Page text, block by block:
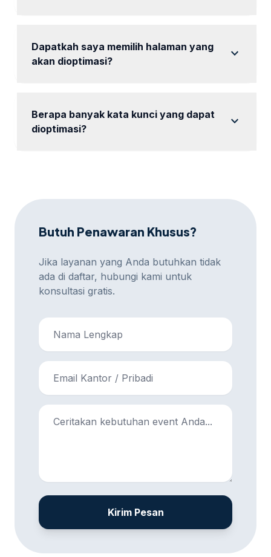
Dapatkah saya memilih halaman yang
akan dioptimasi?
expand_more
Berapa banyak kata kunci yang dapat
dioptimasi?
expand_more
Butuh Penawaran Khusus?
Jika layanan yang Anda butuhkan tidak
ada di daftar, hubungi kami untuk
konsultasi gratis.
Kirim Pesan